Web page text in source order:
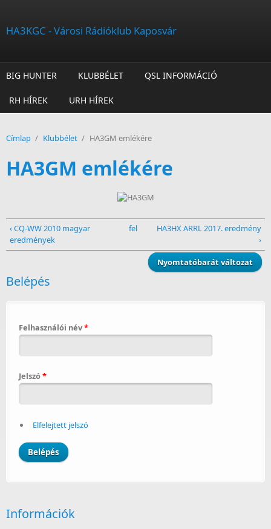
HA3KGC - Városi Rádióklub Kaposvár
BIG HUNTER KLUBBÉLET QSL INFORMÁCIÓ
RH HÍREK URH HÍREK
Címlap / Klubbélet / HA3GM emlékére
HA3GM emlékére
‹ CQ-WW 2010 magyar
eredmények
fel
HA3HX ARRL 2017. eredmény
›
Nyomtatóbarát változat
Belépés
Felhasználói név*
Jelszó*
Elfelejtett jelszó
Információk